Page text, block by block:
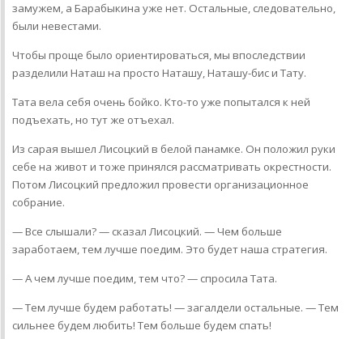
замужем, а Барабыкина уже нет. Остальные, следовательно,
были невестами.
Чтобы проще было ориентироваться, мы впоследствии
разделили Наташ на просто Наташу, Наташу-бис и Тату.
Тата вела себя очень бойко. Кто-то уже попытался к ней
подъехать, но тут же отъехал.
Из сарая вышел Лисоцкий в белой панамке. Он положил руки
себе на живот и тоже принялся рассматривать окрестности.
Потом Лисоцкий предложил провести организационное
собрание.
— Все слышали? — сказал Лисоцкий. — Чем больше
заработаем, тем лучше поедим. Это будет наша стратегия.
— А чем лучше поедим, тем что? — спросила Тата.
— Тем лучше будем работать! — загалдели остальные. — Тем
сильнее будем любить! Тем больше будем спать!